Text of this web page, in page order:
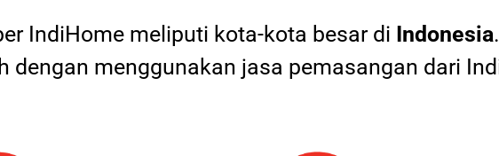
IndiHome meliputi kota-kota besar di Indonesia
dengan menggunakan jasa pemasangan dari